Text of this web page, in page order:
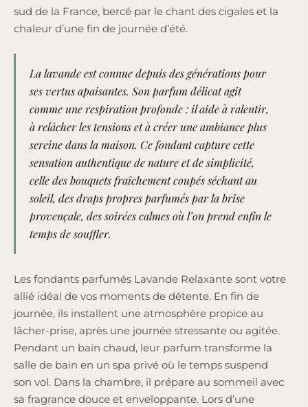
sud de la France, bercé par le chant des cigales et la
chaleur d’une fin de journée d’été.
La lavande est connue depuis des générations pour
ses vertus apaisantes. Son parfum délicat agit
comme une respiration profonde : il aide à ralentir,
à relâcher les tensions et à créer une ambiance plus
sereine dans la maison. Ce fondant capture cette
sensation authentique de nature et de simplicité,
celle des bouquets fraîchement coupés séchant au
soleil, des draps propres parfumés par la brise
provençale, des soirées calmes où l’on prend enfin le
temps de souffler.
Les fondants parfumés Lavande Relaxante sont votre
allié idéal de vos moments de détente. En fin de
journée, ils installent une atmosphère propice au
lâcher-prise, après une journée stressante ou agitée.
Pendant un bain chaud, leur parfum transforme la
salle de bain en un spa privé où le temps suspend
son vol. Dans la chambre, il prépare au sommeil avec
sa fragrance douce et enveloppante. Lors d’une